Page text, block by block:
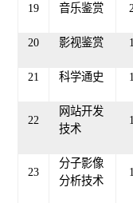
19 音乐鉴赏 2
20 影视鉴赏
21 科学通史
22
网站开发
技术
23
分子影像
分析技术